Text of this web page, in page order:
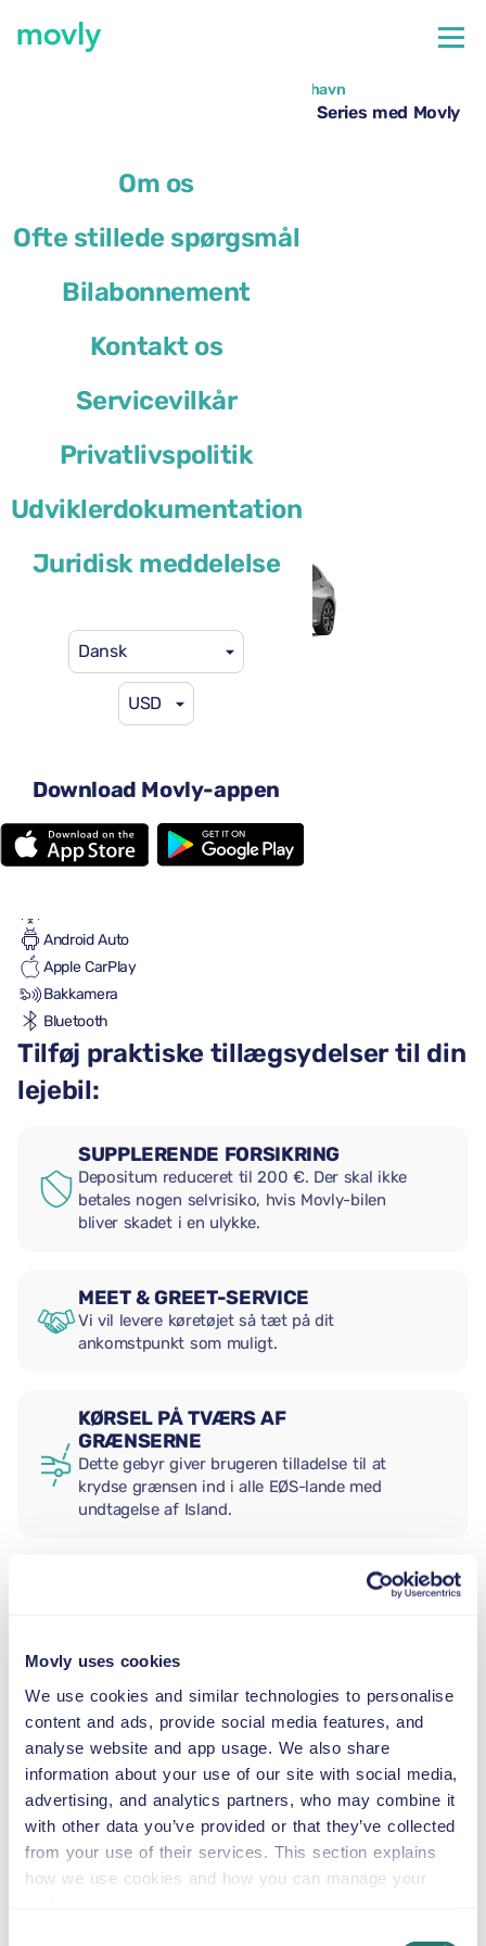
Movly uses cookies
We use cookies and similar technologies to personalise
content and ads, provide social media features, and
analyse website and app usage. We also share
information about your use of our site with social media,
advertising, and analytics partners, who may combine it
with other data you’ve provided or that they’ve collected
from your use of their services. This section explains
how we use cookies and how you can manage your
Om os
Ofte stillede spørgsmål
Bilabonnement
Kontakt os
Servicevilkår
Privatlivspolitik
Udviklerdokumentation
Juridisk meddelelse
Dansk
USD
Download Movly-appen
Alle tilgængelige biler i Barcelona Lufthavn
Billeje i Barcelona Lufthavn – BMW 1 Series med Movly
eller lignende
41 US$ pr. dag
Automatgear
5 sæder
2 store kufferter
En lille kuffert
Android Auto
Apple CarPlay
Bakkamera
Bluetooth
Tilføj praktiske tillægsydelser til din
lejebil:
SUPPLERENDE FORSIKRING
Depositum reduceret til 200 €. Der skal ikke
betales nogen selvrisiko, hvis Movly-bilen
bliver skadet i en ulykke.
MEET & GREET-SERVICE
Vi vil levere køretøjet så tæt på dit
ankomstpunkt som muligt.
KØRSEL PÅ TVÆRS AF
GRÆNSERNE
Dette gebyr giver brugeren tilladelse til at
krydse grænsen ind i alle EØS-lande med
undtagelse af Island.
2,5–13 kg
BARNESÆDE
9–18 kg
AUTOSTOL